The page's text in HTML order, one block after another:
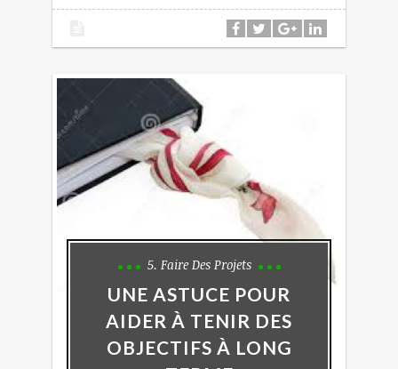
5. Faire Des Projets
UNE ASTUCE POUR
AIDER À TENIR DES
OBJECTIFS À LONG